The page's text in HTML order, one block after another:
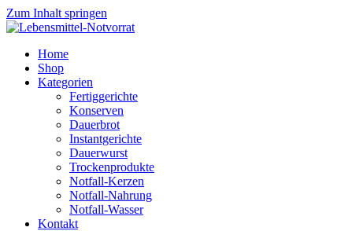
Zum Inhalt springen
Home
Shop
Kategorien
Fertiggerichte
Konserven
Dauerbrot
Instantgerichte
Dauerwurst
Trockenprodukte
Notfall-Kerzen
Notfall-Nahrung
Notfall-Wasser
Kontakt